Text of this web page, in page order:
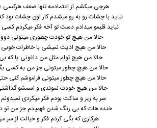
هرچی میکشم از اعتمادمه تنها ضعف
نباید با چشات رو به رو میشدم کار اون چشات بود
نباید قلبمو میدادم دست تو آخه فکر میکردم
حالا من هیچ تو خودت چطوری میتونی
حالا من هیچ اذیت نمیشی با خاطرات خوبی
حالا من هیچ توام مثل من داغونی یا که
حالا من هیچ چطور میتونی جز من به کسی
حالا من هیچ چطور میتونی فراموشم کنی
حالا من هیچ خودت نموندی و اسمشو
سر به زیر و ساکت بودم فکر میکردی
خنده هات که بی رنگ شدن فهمیدم جز من تو
هرکاری که بگی کردم فکر و خیالت از سر